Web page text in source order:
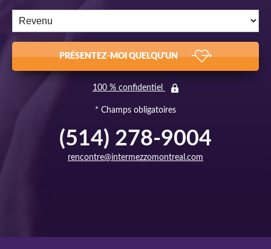
PRÉSENTEZ-MOI QUELQU'UN
100 % confidentiel
* Champs obligatoires
(514) 278-9004
rencontre@intermezzomontreal.com